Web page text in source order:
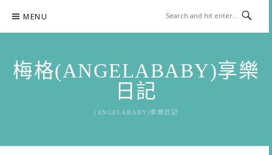
content
MENU
梅格(ANGELABABY)享樂
日記
(ANGELABABY)享樂日記